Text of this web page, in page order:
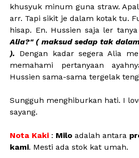
khusyuk minum guna straw.
arr. Tapi sikit je dalam kotak tu.
hisap. En. Hussien saja ler
Alia?" ( maksud sedap tak
). Dengan kadar segera Alia
memahami pertanyaan
Hussien sama-sama tergelak
Sungguh menghiburkan hati. I
sayang.
Nota Kaki : Milo adalah antara
kami. Mesti ada stok kat umah.